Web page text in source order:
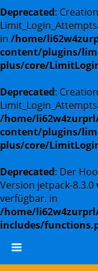
Deprecated:
in /home/
content/plugins/
plus/core/
Deprecated:
/home/
content/plugins/
plus/core/
Deprecated: Der
Version jetpack-8.3.0
verfügbar. in
/home/
includes/